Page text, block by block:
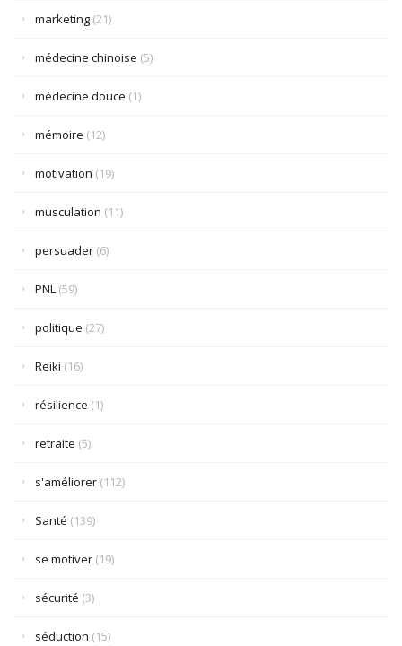
marketing (21)
médecine chinoise (5)
médecine douce (1)
mémoire (12)
motivation (19)
musculation (11)
persuader (6)
PNL (59)
politique (27)
Reiki (16)
résilience (1)
retraite (5)
s'améliorer (112)
Santé (139)
se motiver (19)
sécurité (3)
séduction (15)